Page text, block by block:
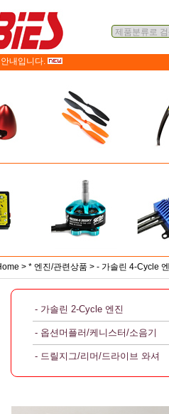
내입니다.
> * 엔진/관련상품 > - 가솔린 4-Cycle
- 가솔린 2-Cycle 엔진
- 옵션머플러/케니스터/소음기
- 드릴지그/리머/드라이브 와셔